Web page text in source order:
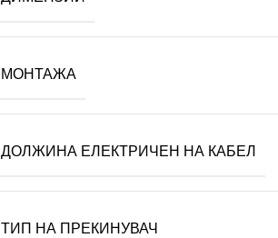
МОНТАЖА
ДОЛЖИНА ЕЛЕКТРИЧЕН НА КАБЕЛ
ТИП НА ПРЕКИНУВАЧ